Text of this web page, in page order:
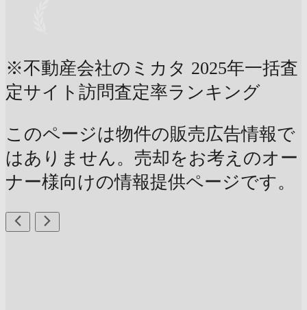
※不動産会社のミカタ 2025年一括査
定サイト訪問査定率ランキング
このページは物件の販売広告情報で
はありません。売却をお考えのオー
ナー様向けの情報提供ページです。